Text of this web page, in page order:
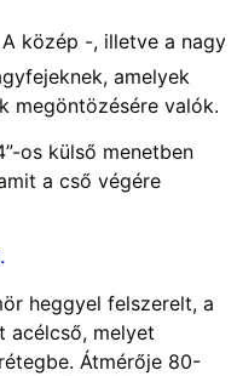
közép -, illetve a nagy
amelyek
megöntözésére valók.
os külső menetben
a cső végére
heggyel felszerelt, a
acélcső, melyet
Átmérője 80-